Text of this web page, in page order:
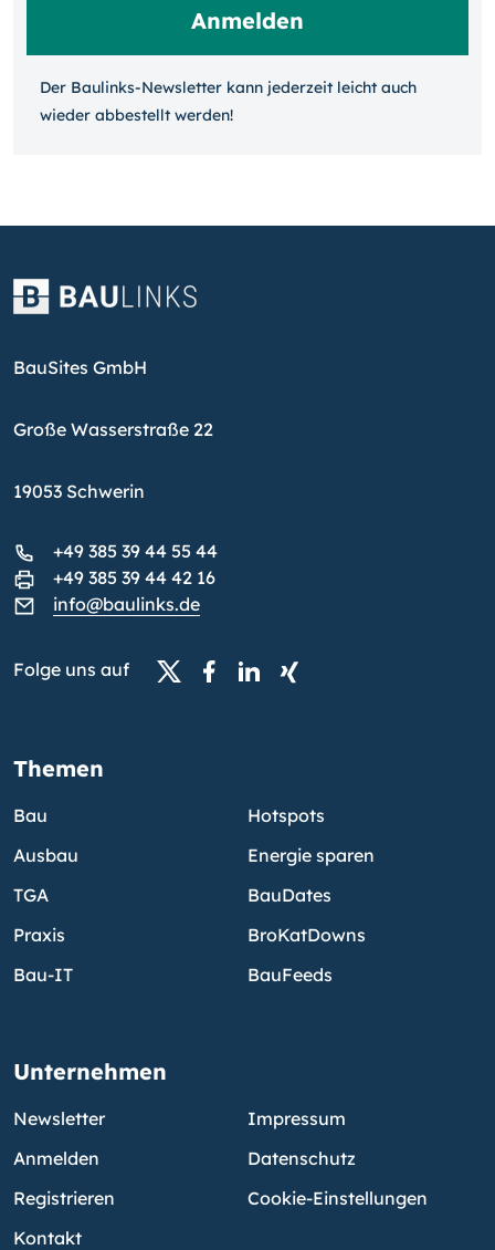
Der Baulinks-Newsletter kann jeder­zeit leicht auch
wieder ab­bestellt werden!
BauSites GmbH
Große Wasserstraße 22
19053 Schwerin
+49 385 39 44 55 44
+49 385 39 44 42 16
info@baulinks.de
Folge uns auf
Themen
Bau
Ausbau
TGA
Praxis
Bau-IT
Hotspots
Energie sparen
BauDates
BroKatDowns
BauFeeds
Unternehmen
Newsletter
Anmelden
Registrieren
Kontakt
Impressum
Datenschutz
Cookie-Einstellungen